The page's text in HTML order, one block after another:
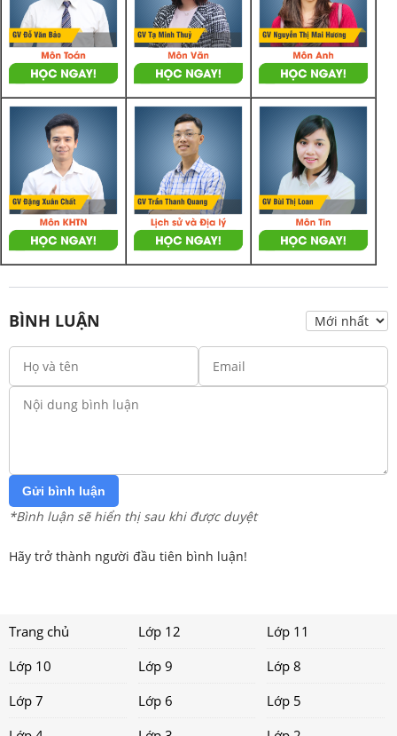
BÌNH LUẬN
Gửi bình luận
*Bình luận sẽ hiển thị sau khi được duyệt
Hãy trở thành người đầu tiên bình luận!
Trang chủ Lớp 12
Lớp 11
Lớp 10
Lớp 9
Lớp 8
Lớp 7
Lớp 6
Lớp 5